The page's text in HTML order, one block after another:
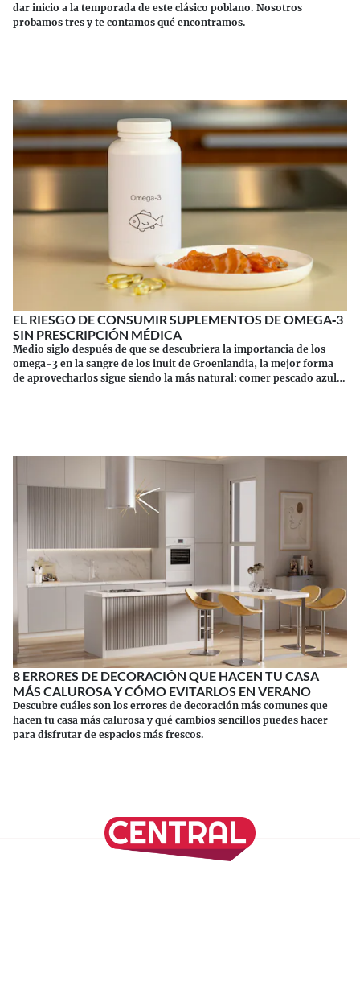
dar inicio a la temporada de este clásico poblano. Nosotros
probamos tres y te contamos qué encontramos.
EL RIESGO DE CONSUMIR SUPLEMENTOS DE OMEGA‑3
SIN PRESCRIPCIÓN MÉDICA
Medio siglo después de que se descubriera la importancia de los
omega-3 en la sangre de los inuit de Groenlandia, la mejor forma
de aprovecharlos sigue siendo la más natural: comer pescado azul.
8 ERRORES DE DECORACIÓN QUE HACEN TU CASA
MÁS CALUROSA Y CÓMO EVITARLOS EN VERANO
Descubre cuáles son los errores de decoración más comunes que
hacen tu casa más calurosa y qué cambios sencillos puedes hacer
para disfrutar de espacios más frescos.